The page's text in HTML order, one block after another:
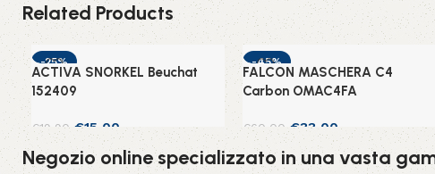
Related Products
-25%
ACTIVA SNORKEL Beuchat
152409
€19,90 €15,00
Aggiungi al carrello
-45%
FALCON MASCHERA C4
Carbon OMAC4FA
€60,00 €33,00
Scegli
Negozio online specializzato in una vasta